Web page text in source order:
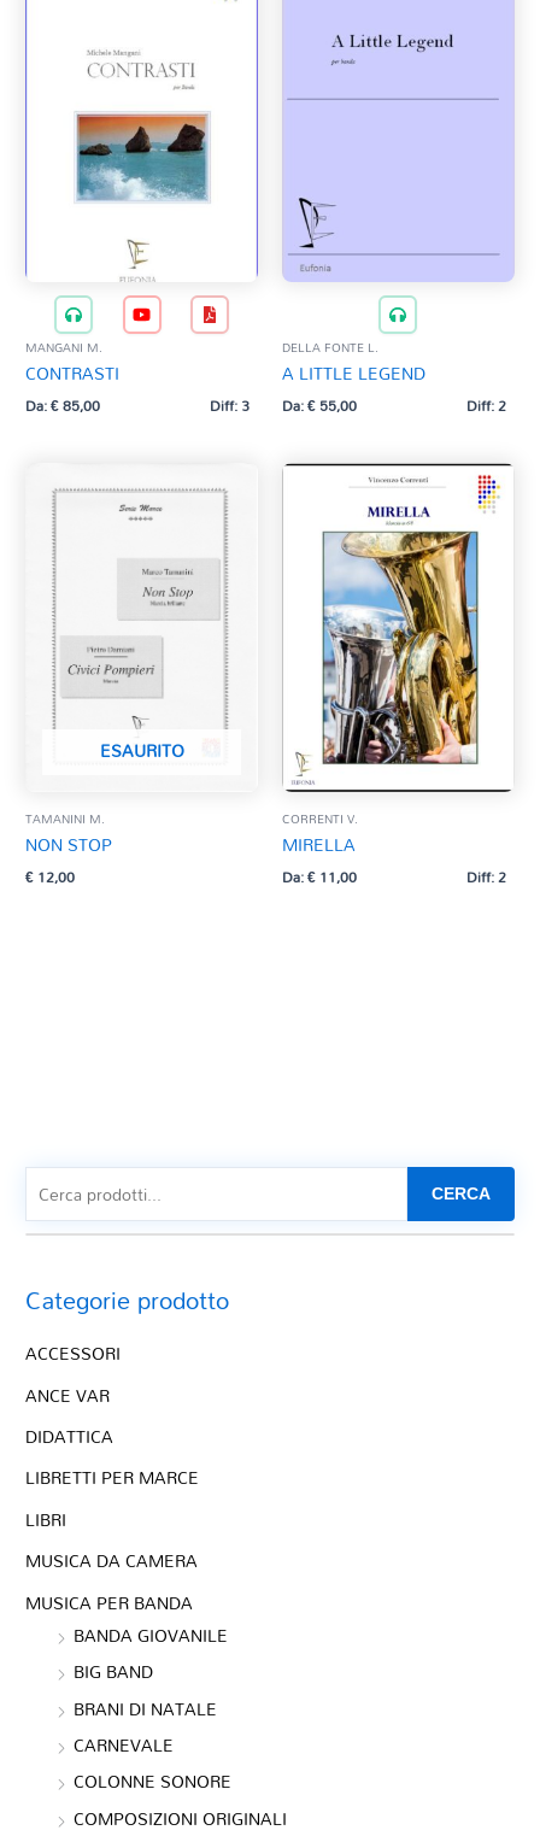
MANGANI M.
CONTRASTI
Da:€85,00 Diff: 3
DELLA FONTE L.
A LITTLE LEGEND
Da:€55,00 Diff: 2
ESAURITO
TAMANINI M.
NON STOP
€12,00
CORRENTI V.
MIRELLA
Da:€11,00 Diff: 2
CERCA
Categorie prodotto
ACCESSORI
ANCE VAR
DIDATTICA
LIBRETTI PER MARCE
LIBRI
MUSICA DA CAMERA
MUSICA PER BANDA
BANDA GIOVANILE
BIG BAND
BRANI DI NATALE
CARNEVALE
COLONNE SONORE
COMPOSIZIONI ORIGINALI